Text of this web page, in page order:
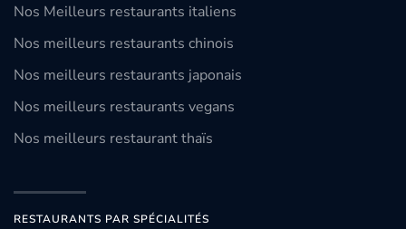
Nos Meilleurs restaurants italiens
Nos meilleurs restaurants chinois
Nos meilleurs restaurants japonais
Nos meilleurs restaurants vegans
Nos meilleurs restaurant thaïs
RESTAURANTS PAR SPÉCIALITÉS